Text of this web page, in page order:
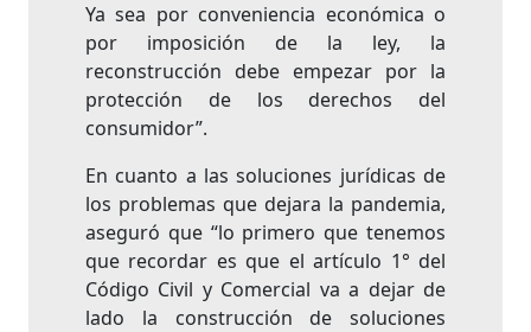
Ya sea por conveniencia económica o
por imposición de la ley, la
reconstrucción debe empezar por la
protección de los derechos del
consumidor”.
En cuanto a las soluciones jurídicas de
los problemas que dejara la pandemia,
aseguró que “lo primero que tenemos
que recordar es que el artículo 1° del
Código Civil y Comercial va a dejar de
lado la construcción de soluciones